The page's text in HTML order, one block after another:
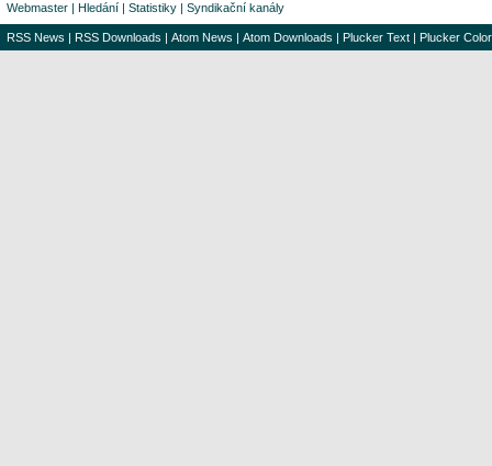
Webmaster | Hledání | Statistiky | Syndikační kanály
RSS News | RSS Downloads | Atom News | Atom Downloads | Plucker Text | Plucker Color